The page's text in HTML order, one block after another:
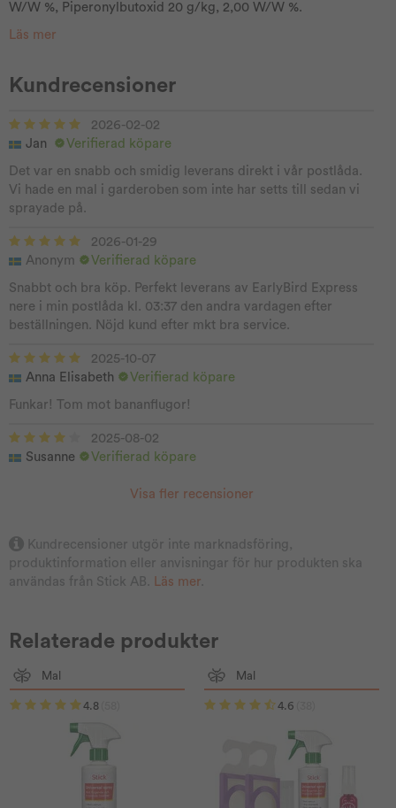
W/W %, Piperonylbutoxid 20 g/kg, 2,00 W/W %.
Läs mer
Kundrecensioner
2026-02-02
Jan
Verifierad köpare
Det var en snabb och smidig leverans direkt i vår postlåda.
Vi hade en mal i garderoben som inte har setts till sedan vi
sprayade på.
2026-01-29
Anonym
Verifierad köpare
Snabbt och bra köp. Perfekt leverans av EarlyBird Express
nere i min postlåda kl. 03:37 den andra vardagen efter
beställningen. Nöjd kund efter mkt bra service.
2025-10-07
Anna Elisabeth
Verifierad köpare
Funkar! Tom mot bananflugor!
2025-08-02
Susanne
Verifierad köpare
Visa fler recensioner
Kundrecensioner utgör inte marknadsföring,
produktinformation eller anvisningar för hur produkten ska
användas från Stick AB.
Läs mer
Relaterade produkter
Mal
4.8
Mal
4.6